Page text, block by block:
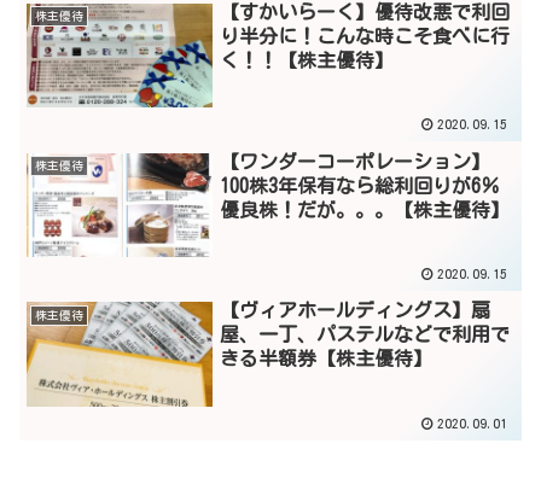
株主優待
【すかいらーく】優待改悪で利回
り半分に！こんな時こそ食べに行
く！！【株主優待】
2020.09.15
株主優待
【ワンダーコーポレーション】
100株3年保有なら総利回りが6％
優良株！だが。。。【株主優待】
2020.09.15
株主優待
【ヴィアホールディングス】扇
屋、一丁、パステルなどで利用で
きる半額券【株主優待】
2020.09.01